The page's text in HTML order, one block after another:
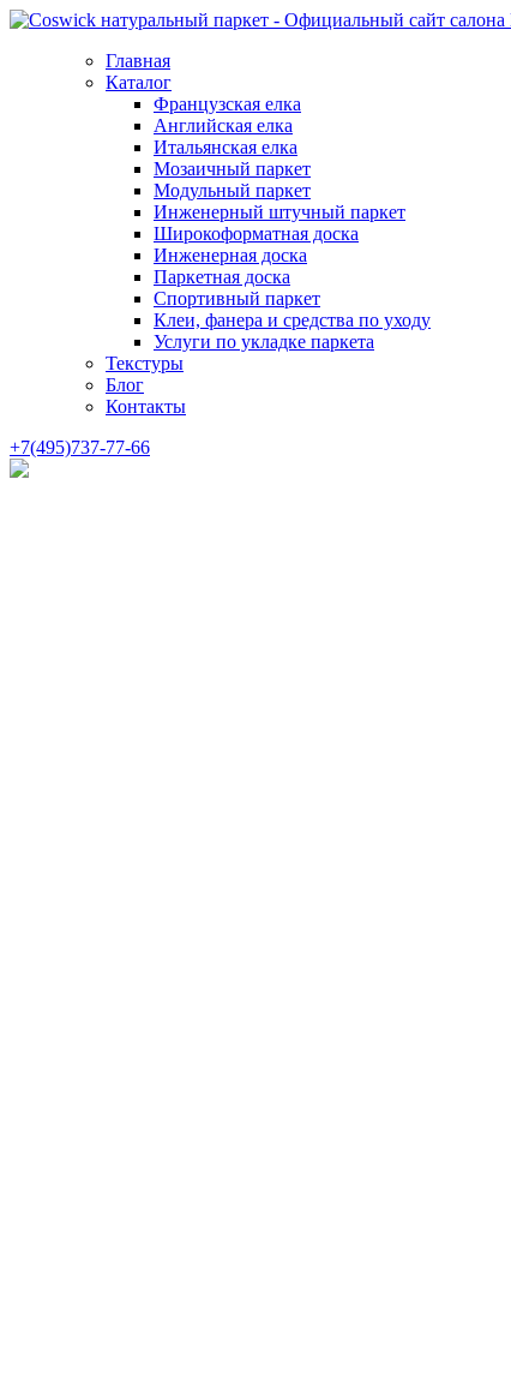
Главная
Каталог
Французская елка
Английская елка
Итальянская елка
Мозаичный паркет
Модульный паркет
Инженерный штучный паркет
Широкоформатная доска
Инженерная доска
Паркетная доска
Спортивный паркет
Клеи, фанера и средства по уходу
Услуги по укладке паркета
Текстуры
Блог
Контакты
+7(495)737-77-66